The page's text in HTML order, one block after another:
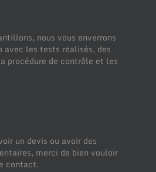
nous vous enverrons
les tests réalisés, des
procédure de contrôle et les
un devis ou avoir des
merci de bien vouloir
contact.